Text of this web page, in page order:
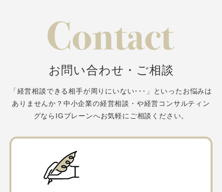
お問い合わせ・ご相談
「経営相談できる相手が周りにいない･･･」といったお悩みは
ありませんか？ 中小企業の経営相談・や経営コンサルティン
グならIGブレーンへお気軽にご相談ください。